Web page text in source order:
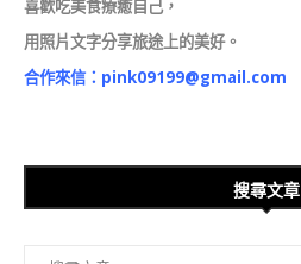
喜歡吃美食療癒自己，
用照片文字分享旅途上的美好。
合作來信： pink09199@gmail.com
搜尋文章